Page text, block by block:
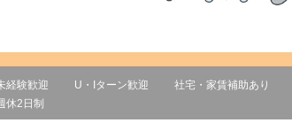
経験歓迎 U・Iターン歓迎 社宅・家賃補助あり
休2日制